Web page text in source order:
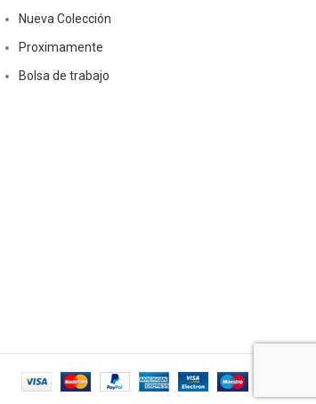
Nueva Colección
Proximamente
Bolsa de trabajo